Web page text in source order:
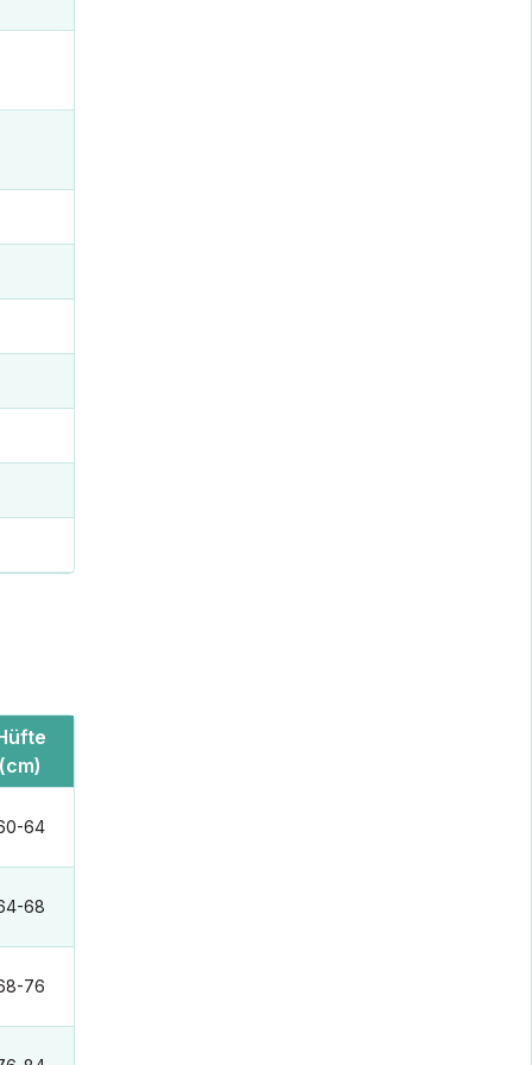
(cm)
64
68
76